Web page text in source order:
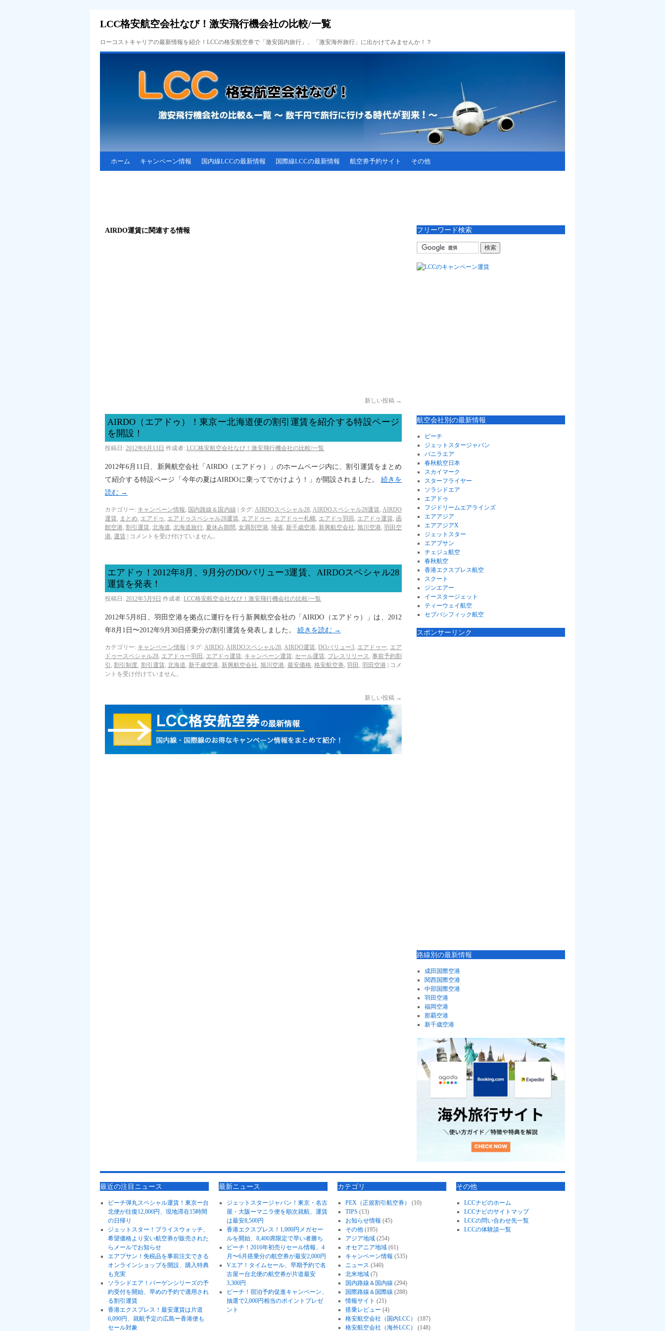
LCC格安航空会社なび！激安飛行機会社の比較/一覧
ローコストキャリアの最新情報を紹介！LCCの格安航空券で「激安国内旅行」、「激安海外旅行」に出かけてみませんか！？
ホーム キャンペーン情報 国内線LCCの最新情報 国際線LCCの最新情報 航空券予約サイト その他
AIRDO運賃に関連する情報
新しい投稿 →
AIRDO（エアドゥ）！東京ー北海道便の割引運賃を紹介する特設ページ
を開設！
投稿日: 2012年6月13日 作成者: LCC格安航空会社なび！激安飛行機会社の比較/一覧
2012年6月11日、新興航空会社「AIRDO（エアドゥ）」のホームページ内に、割引運賃をまとめ
て紹介する特設ページ「今年の夏はAIRDOに乗ってでかけよう！」が開設されました。 続きを
読む →
カテゴリー: キャンペーン情報, 国内路線＆国内線 タグ: AIRDOスペシャル28, AIRDOスペシャル28運賃,AIRDO
運賃, まとめ, エアドゥ , エアドゥスペシャル28運賃, エアドゥー, エアドゥー札幌, エアドゥ羽田 , エアドゥ運賃, 函
館空港, 割引運賃, 北海道, 北海道旅行, 夏休み期間 , 女満別空港, 帰省, 新千歳空港, 新興航空会社, 旭川空港, 羽田空
港, 運賃 コメントを受け付けていません。
エアドゥ！2012年8月、9月分のDOバリュー3運賃、AIRDOスペシャル28
運賃を発表！
投稿日: 2012年5月9日 作成者: LCC格安航空会社なび！激安飛行機会社の比較/一覧
2012年5月8日、羽田空港を拠点に運行を行う新興航空会社の「AIRDO（エアドゥ）」は、2012
年8月1日〜2012年9月30日搭乗分の割引運賃を発表しました。 続きを読む →
カテゴリー: キャンペーン情報 タグ: AIRDO, AIRDOスペシャル28,AIRDO運賃,DOバリュー3, エアドゥー, エア
ドゥースペシャル28, エアドゥー羽田 , エアドゥ運賃, キャンペーン運賃, セール運賃, プレスリリース, 事前予約割
引 ,割引制度, 割引運賃, 北海道, 新千歳空港, 新興航空会社, 旭川空港, 最安価格, 格安航空券,羽田 , 羽田空港
コメ
ントを受け付けていません。
新しい投稿 →
フリーワード検索
航空会社別の最新情報
ピーチ
ジェットスタージャパン
バニラエア
春秋航空日本
スカイマーク
スターフライヤー
ソラシドエア
エアドゥ
フジドリームエアラインズ
エアアジア
エアアジアX
ジェットスター
エアプサン
チェジュ航空
春秋航空
香港エクスプレス航空
スクート
ジンエアー
イースタージェット
ティーウェイ航空
セブパシフィック航空
スポンサーリンク
路線別の最新情報
成田国際空港
関西国際空港
中部国際空港
羽田空港
福岡空港
那覇空港
新千歳空港
最近の注目ニュース
ピーチ弾丸スペシャル運賃！東京ー台
北便が往復12,000円、現地滞在15時間
の日帰り
ジェットスター！プライスウォッチ、
希望価格より安い航空券が販売された
らメールでお知らせ
エアプサン！免税品を事前注文できる
オンラインショップを開設、購入特典
も充実
ソラシドエア！バーゲンシリーズの予
約受付を開始、早めの予約で適用され
る割引運賃
香港エクスプレス！最安運賃は片道
6,090円、就航予定の広島ー香港便も
セール対象
最新ニュース
ジェットスタージャパン！東京・名古
屋・大阪ーマニラ便を順次就航、運賃
は最安8,500円
香港エクスプレス！1,000円メガセー
ルを開始、8,400席限定で早い者勝ち
ピーチ！2016年初売りセール情報、4
月〜6月搭乗分の航空券が最安2,000円
Vエア！タイムセール、早期予約で名
古屋ー台北便の航空券が片道最安
3,300円
ピーチ！宿泊予約促進キャンペーン、
抽選で2,000円相当のポイントプレゼ
ント
カテゴリ
PEX（正規割引航空券）
(10)
TIPS (13)
お知らせ情報 (45)
その他(195)
アジア地域(254)
オセアニア地域(61)
キャンペーン情報 (535)
ニュース (340)
北米地域(7)
国内路線＆国内線 (294)
国際路線＆国際線 (288)
情報サイト (21)
搭乗レビュー (4)
格安航空会社（国内LCC）
(187)
格安航空会社（海外LCC）
(148)
その他
LCCナビのホーム
LCCナビのサイトマップ
LCCの問い合わせ先一覧
LCCの体験談一覧